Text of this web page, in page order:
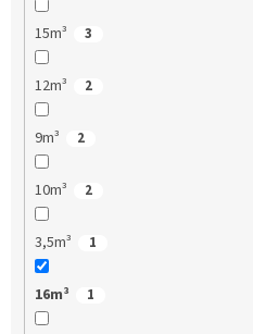
15m³ 3
12m³ 2
9m³ 2
10m³ 2
3,5m³ 1
16m³ 1